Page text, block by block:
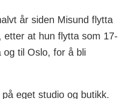
år siden Misund flytta
etter at hun flytta som 17-
og til Oslo, for å bli
eget studio og butikk.